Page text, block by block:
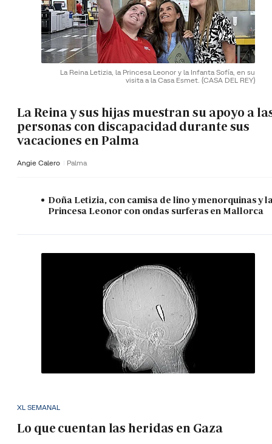
La Reina Letizia, la Princesa Leonor y la Infanta Sofía, en su
visita a la Casa Esmet. (CASA DEL REY)
La Reina y sus hijas muestran su apoyo a
personas con discapacidad durante sus
vacaciones en Palma
Angie Calero Palma
Doña Letizia, con camisa de lino y menorquinas y
Princesa Leonor con ondas surferas en Mallorca
XL SEMANAL
Lo que cuentan las heridas en Gaza